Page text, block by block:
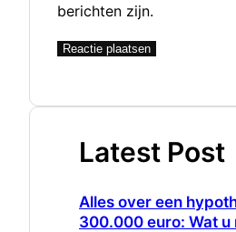
berichten zijn.
Latest Post
Alles over een
300.000 euro: Wat u